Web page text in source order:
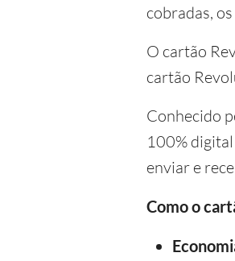
cobradas,
O cartão
cartão
Conhecido
100%
enviar e
Como o